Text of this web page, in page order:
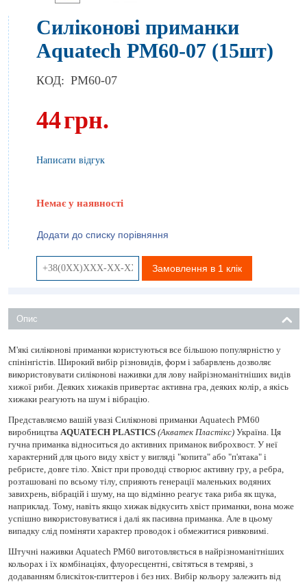
Силіконові приманки
Aquatech PM60-07 (15шт)
КОД: PM60-07
44грн.
Написати відгук
Немає у наявності
Додати до списку порівняння
Замовлення в 1 клік
Опис
М'які силіконові приманки користуються все більшою популярністю у
спінінгістів. Широкий вибір різновидів, форм і забарвлень дозволяє
використовувати силіконові наживки для лову найрізноманітніших видів
хижої риби. Деяких хижаків привертає активна гра, деяких колір, а якісь
хижаки реагують на шум і вібрацію.
Представляємо вашій увазі Силіконові приманки Aquatech PM60
виробництва AQUATECH PLASTICS (Акватек Пластікс) Україна. Ця
гучна приманка відноситься до активних приманок виброхвост. У неї
характерний для цього виду хвіст у вигляді "копита" або "п'ятака" і
ребристе, довге тіло. Хвіст при проводці створює активну гру, а ребра,
розташовані по всьому тілу, сприяють генерації маленьких водяних
завихрень, вібрацій і шуму, на що відмінно реагує така риба як щука,
наприклад. Тому, навіть якщо хижак відкусить хвіст приманки, вона може
успішно використовуватися і далі як пасивна приманка. Але в цьому
випадку слід поміняти характер проводок і обмежитися ривковимі.
Штучні наживки Aquatech PM60 виготовляється в найрізноманітніших
кольорах і їх комбінаціях, флуоресцентні, світяться в темряві, з
додаванням блискіток-глиттеров і без них. Вибір кольору залежить від